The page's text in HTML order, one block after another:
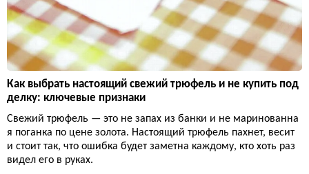
Как выбрать настоящий свежий трюфель и не купить под
делку: ключевые признаки
Свежий трюфель — это не запах из банки и не маринованна
я поганка по цене золота. Настоящий трюфель пахнет, весит
и стоит так, что ошибка будет заметна каждому, кто хоть раз
видел его в руках.